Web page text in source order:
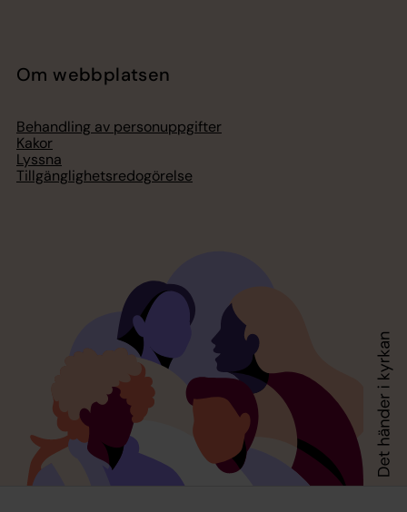
Om webbplatsen
Behandling av personuppgifter
Kakor
Lyssna
Tillgänglighetsredogörelse